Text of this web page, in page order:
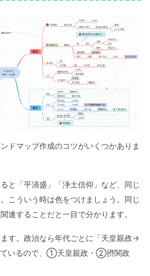
ドマップ作成のコツがいくつかありま
と「平清盛」「浄土信仰」など、同じ
こういう時は色をつけましょう。同じ
連することだと一目で分かります。
す。政治なら年代ごとに「天皇親政→
ているので、①天皇親政・②摂関政